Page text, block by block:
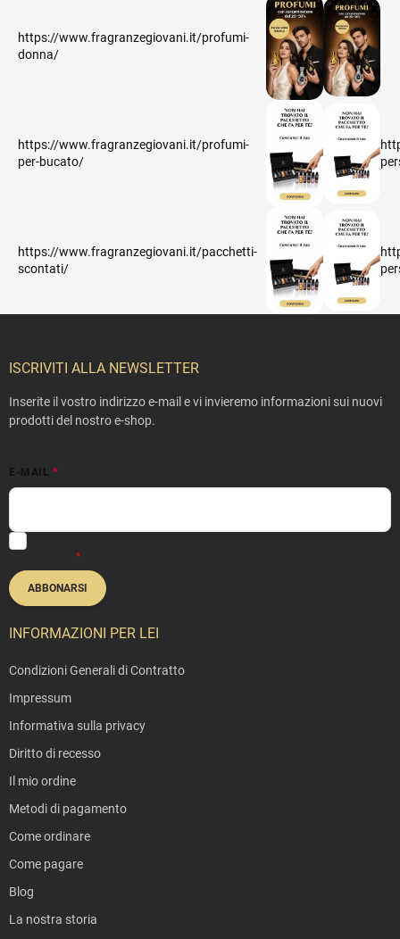
https://www.fragranzegiovani.it/profumi-
donna/
https://www.fragranzegiovani.it/profumi-
per-bucato/
https://www.fragranzegiovani.it/pacchetti-
scontati/
ISCRIVITI ALLA NEWSLETTER
Inserite il vostro indirizzo e-mail e vi invieremo informazioni sui nuovi
prodotti del nostro e-shop.
E-MAIL
ABBONARSI
INFORMAZIONI PER LEI
Condizioni Generali di Contratto
Impressum
Informativa sulla privacy
Diritto di recesso
Il mio ordine
Metodi di pagamento
Come ordinare
Come pagare
Blog
La nostra storia